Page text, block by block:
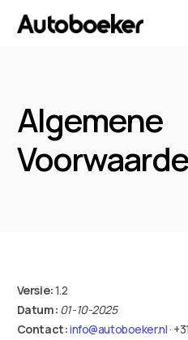
Algemene
Versie:1.2
Datum: 01-10-2025
Contact:info@autoboeker.nl·